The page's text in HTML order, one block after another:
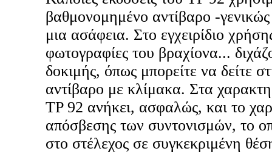
βαθμονομημένο αντίβαρο -
μια ασάφεια. Στο εγχειρίδιο
φωτογραφίες του βραχίονα...
δοκιμής, όπως μπορείτε να δείτε
αντίβαρο με κλίμακα. Στα
TP 92 ανήκει, ασφαλώς, και το
απόσβεσης των συντονισμών, το
στο στέλεχος σε συγκεκριμένη